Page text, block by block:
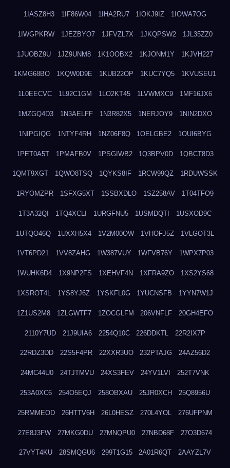
1IASZ8H3 1IF86W04 1IHA2RU7 1IOKJ9IZ 1IOWA7OG
1IWGPKRW 1JEZBYO7 1JFVZL7X 1JKQPSW2 1JL35ZZ0
1JUOBZ9U 1JZ9UNM8 1K1OOBX2 1KJONM1Y 1KJVH227
1KMG68BO 1KQW0D9E 1KUB22OP 1KUC7YQ5 1KVUSEU1
1L0EECVC 1L92C1GM 1LO2KT45 1LVWMXC9 1MF16JX6
1MZGQ4D3 1N3AELFF 1N3R82X5 1NERJOY9 1NIN2DXO
1NIPGIQG 1NTYF4RH 1NZ06F8Q 1OELGBE2 1OUI6BYG
1PET0A5T 1PMAFB0V 1PSGIWB2 1Q3BPV0D 1QBCT8D3
1QMT9XGT 1QWO8TSQ 1QYKS8IF 1RCW99QZ 1RDUWSSK
1RYOMZPR 1SFXG5XT 1SSBXDLO 1SZ258AV 1T04TFO9
1T3A32QI 1TQ4XCLI 1URGFNU5 1USMDQTI 1USXOD9C
1UTQO46Q 1UXXH5X4 1V2M00OW 1VHOFJ5Z 1VLGOT3L
1VT6PD21 1VV8ZAHG 1W387VUY 1WFVB76Y 1WPX7P03
1WUHK6D4 1X9NP2FS 1XEHVF4N 1XFRA9ZO 1XS2YS68
1XSROT4L 1YS8YJ6Z 1YSKFL0G 1YUCNSFB 1YYN7W1J
1Z1US2M8 1ZLGWTF7 1ZOCGLFM 206VNFLF 20GH4EFO
2110Y7UD 21J9UIA6 2254Q10C 226DDKTL 22R2IX7P
22RDZ3DD 22S5F4PR 22XXR3UO 232PTAJG 24AZ56D2
24MC44U0 24TJTMVU 24XS3FEV 24YV1LVI 252T7VNK
253A0XC6 254O5EQJ 258OBXAU 25JR0XCH 25Q8956U
25RMMEOD 26HTTV6H 26L0HESZ 270L4YOL 276UFPNM
27E8J3FW 27MKG0DU 27MNQPU0 27NBD68F 27O3D674
27VYT4KU 28SMQGU6 299T1G15 2A01R6QT 2AAYZL7V